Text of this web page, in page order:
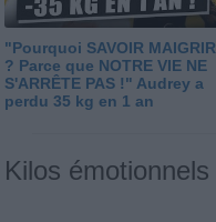
"Pourquoi SAVOIR MAIGRIR
? Parce que NOTRE VIE NE
S'ARRÊTE PAS !" Audrey a
perdu 35 kg en 1 an
Kilos émotionnels